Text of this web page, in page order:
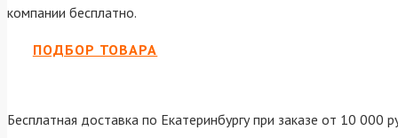
компании бесплатно.
ПОДБОР ТОВАРА
Бесплатная доставка по Екатеринбургу при заказе от 10 000